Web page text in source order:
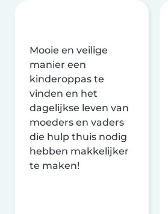
Mooie en veilige
manier een
kinderoppas te
vinden en het
dagelijkse leven van
moeders en vaders
die hulp thuis nodig
hebben makkelijker
te maken!